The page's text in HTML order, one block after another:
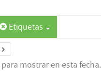
Etiquetas
mostrar en esta fecha.